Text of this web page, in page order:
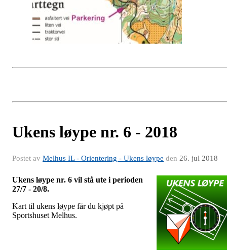
Ukens løype nr. 6 - 2018
Postet av Melhus IL - Orientering - Ukens løype den 26. jul 2018
Ukens løype nr. 6 vil stå ute i perioden
27/7 - 20/8.
Kart til ukens løype får du kjøpt på
Sportshuset Melhus.